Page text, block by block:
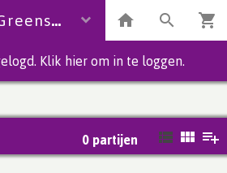
Floral & Greens
Klik hier om in te loggen.
0 partijen